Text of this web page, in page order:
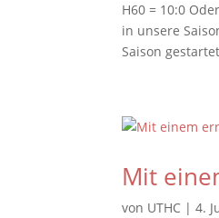
H60 = 10:0
in unsere
Saison
Mit
von UTHC |4.